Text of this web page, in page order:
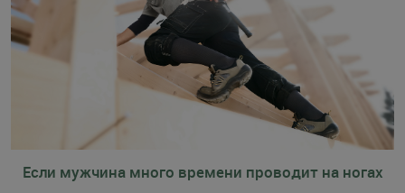
Если мужчина много времени проводит на ногах